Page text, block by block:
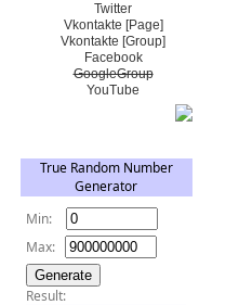
Twitter
Vkontakte [Page]
Vkontakte [Group]
Facebook
GoogleGroup
YouTube